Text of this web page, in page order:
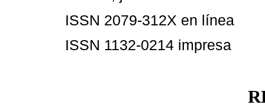
ISSN 2079-312X en línea
ISSN 1132-0214 impresa